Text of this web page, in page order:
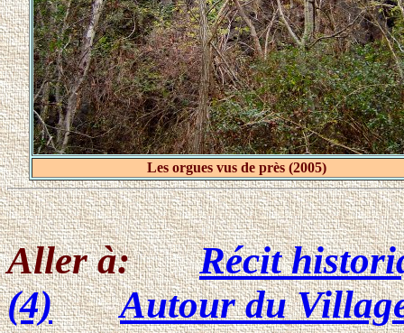
Les orgues vus de près (2005)
Aller à:Récit
(4)
Autour du